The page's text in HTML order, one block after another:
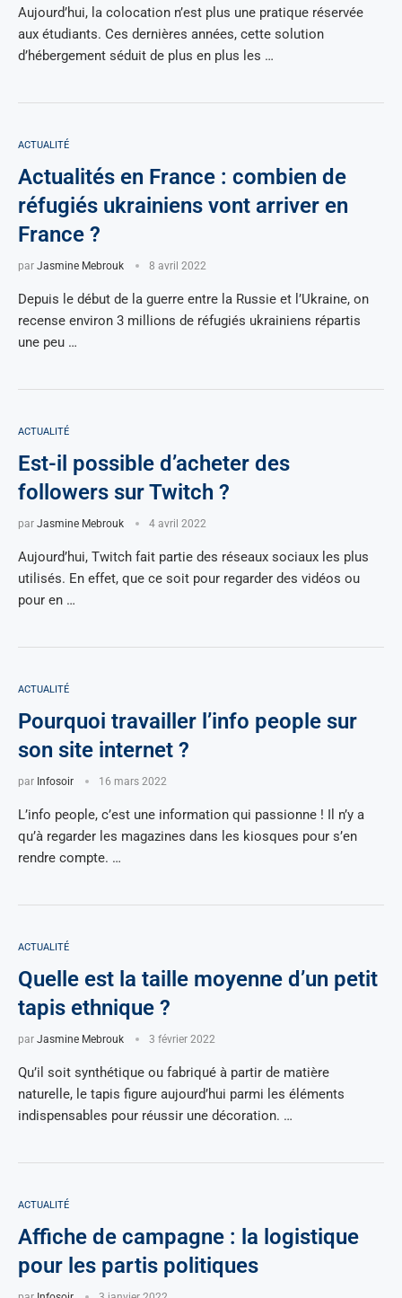
Aujourd’hui, la colocation n’est plus une pratique réservée
aux étudiants. Ces dernières années, cette solution
d’hébergement séduit de plus en plus les …
ACTUALITÉ
Actualités en France : combien de
réfugiés ukrainiens vont arriver en
France ?
par Jasmine Mebrouk 8 avril 2022
Depuis le début de la guerre entre la Russie et l’Ukraine, on
recense environ 3 millions de réfugiés ukrainiens répartis
une peu …
ACTUALITÉ
Est-il possible d’acheter des
followers sur Twitch ?
par Jasmine Mebrouk 4 avril 2022
Aujourd’hui, Twitch fait partie des réseaux sociaux les plus
utilisés. En effet, que ce soit pour regarder des vidéos ou
pour en …
ACTUALITÉ
Pourquoi travailler l’info people sur
son site internet ?
par Infosoir 16 mars 2022
L’info people, c’est une information qui passionne ! Il n’y a
qu’à regarder les magazines dans les kiosques pour s’en
rendre compte. …
ACTUALITÉ
Quelle est la taille moyenne d’un petit
tapis ethnique ?
par Jasmine Mebrouk 3 février 2022
Qu’il soit synthétique ou fabriqué à partir de matière
naturelle, le tapis figure aujourd’hui parmi les éléments
indispensables pour réussir une décoration. …
ACTUALITÉ
Affiche de campagne : la logistique
pour les partis politiques